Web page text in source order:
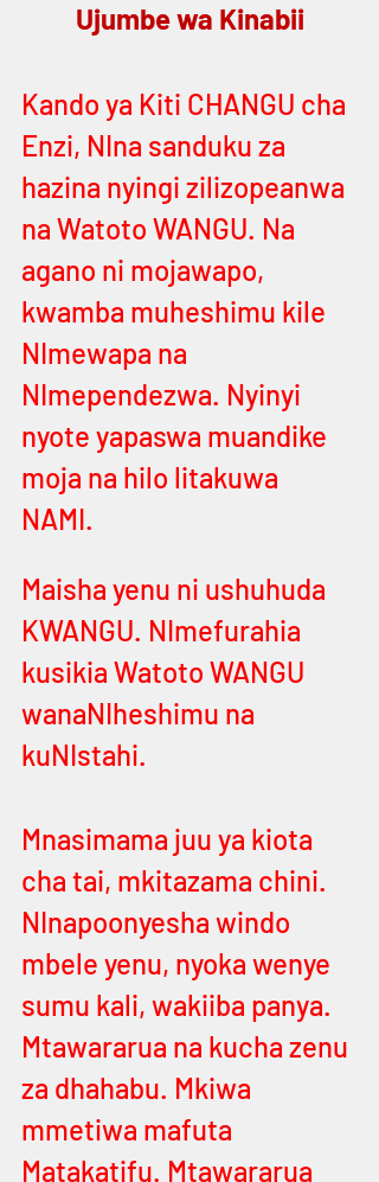
Ujumbe wa Kinabii
Kando ya Kiti CHANGU cha
Enzi, NIna sanduku za
hazina nyingi zilizopeanwa
na Watoto WANGU. Na
agano ni mojawapo,
kwamba muheshimu kile
NImewapa na
NImependezwa. Nyinyi
nyote yapaswa muandike
moja na hilo litakuwa
NAMI.
Maisha yenu ni ushuhuda
KWANGU. NImefurahia
kusikia Watoto WANGU
wanaNIheshimu na
kuNIstahi.
Mnasimama juu ya kiota
cha tai, mkitazama chini.
NInapoonyesha windo
mbele yenu, nyoka wenye
sumu kali, wakiiba panya.
Mtawararua na kucha zenu
za dhahabu. Mkiwa
mmetiwa mafuta
Matakatifu. Mtawararua